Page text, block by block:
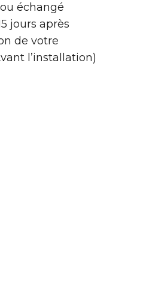
échangé
jours après
de votre
l’installation)